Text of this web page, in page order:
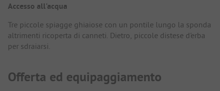
Accesso all'acqua
Tre piccole spiagge ghiaiose con un pontile lungo la sponda
altrimenti ricoperta di canneti. Dietro, piccole distese d'erba
per sdraiarsi.
Offerta ed equipaggiamento